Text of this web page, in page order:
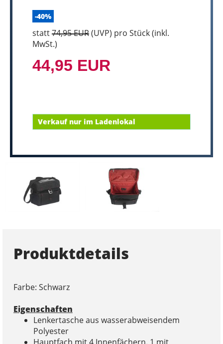
-40%
statt74,95 EUR(UVP) pro Stück (inkl.
MwSt.)
44,95 EUR
Verkauf nur im Ladenlokal
Produktdetails
Farbe: Schwarz
Eigenschaften
Lenkertasche aus wasserabweisendem
Polyester